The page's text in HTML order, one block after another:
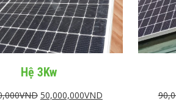
Hệ 3Kw
VND 50,000,000VND